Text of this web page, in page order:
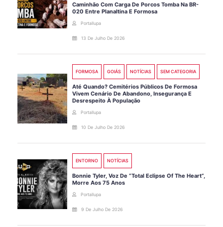
Caminhão Com Carga De Porcos Tomba Na BR-
020 Entre Planaltina E Formosa
Portallupa
13 De Julho De 2026
FORMOSA GOIÁS NOTÍCIAS SEM CATEGORIA
Até Quando? Cemitérios Públicos De Formosa
Vivem Cenário De Abandono, Insegurança E
Desrespeito À População
Portallupa
10 De Julho De 2026
ENTORNO NOTÍCIAS
Bonnie Tyler, Voz De “Total Eclipse Of The Heart”,
Morre Aos 75 Anos
Portallupa
9 De Julho De 2026